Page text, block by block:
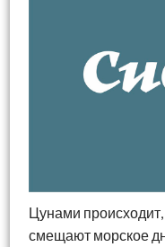
Цунами
смещают морское